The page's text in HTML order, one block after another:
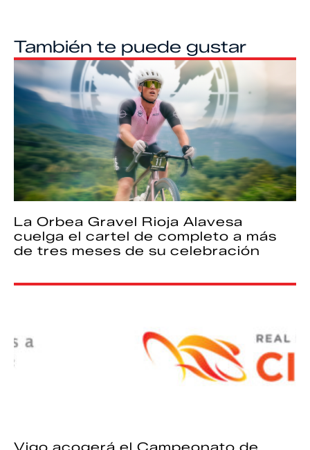
También te puede gustar
La Orbea Gravel Rioja Alavesa
cuelga el cartel de completo a más
de tres meses de su celebración
Vigo acogerá el Campeonato de